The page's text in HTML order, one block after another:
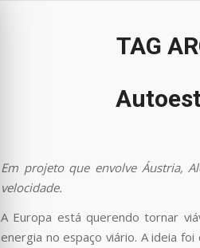
TAG
Em projeto que envolve Áustria,
velocidade.
A Europa está querendo tornar
energia no espaço viário. A ideia